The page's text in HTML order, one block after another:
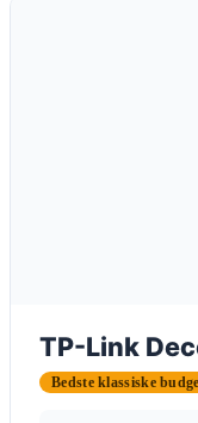
TP-Link
Bedste klassiske